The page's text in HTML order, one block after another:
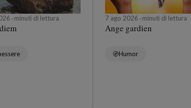
minuti di lettura 7 ago 2026 minuti di lettura
Ange gardien
Humor